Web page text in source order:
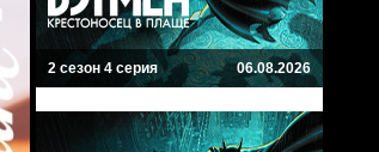
2 сезон 4 серия 06.08.2026